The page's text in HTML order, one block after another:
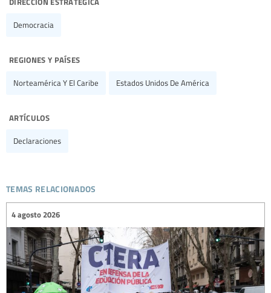
Democracia
regiones y países
Norteamérica Y El Caribe Estados Unidos De América
artículos
Declaraciones
temas relacionados
4 agosto 2026